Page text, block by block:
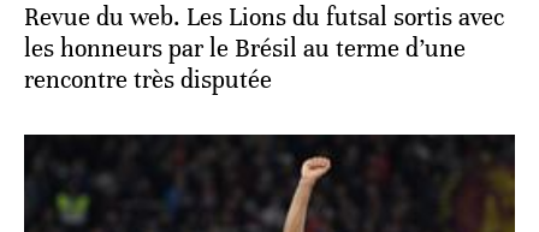
Revue du web. Les Lions du futsal sortis avec
les honneurs par le Brésil au terme d’une
rencontre très disputée